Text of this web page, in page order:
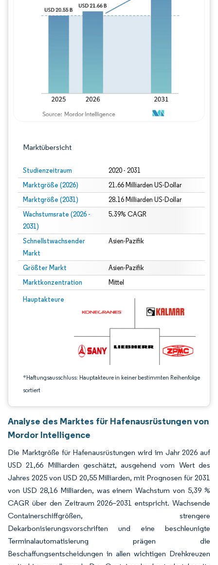
Marktübersicht
Studienzeitraum 2020 - 2031
Marktgröße (2026) 21.66 Milliarden US-Dollar
Marktgröße (2031) 28.16 Milliarden US-Dollar
Wachstumsrate (2026 -
2031)
5.39% CAGR
Schnellstwachsender
Markt
Asien-Pazifik
Größter Markt Asien-Pazifik
Marktkonzentration Mittel
Hauptakteure
*Haftungsausschluss: Hauptakteure in keiner bestimmten Reihenfolge
sortiert
Bild © Mordor Intelligence. Wiederverwendung erfordert Namensnennung
Analyse des Marktes für Hafenausrüstungen von
Mordor Intelligence
Die Marktgröße für Hafenausrüstungen wird im Jahr 2026 auf
USD 21,66 Milliarden geschätzt, ausgehend vom Wert des
Jahres 2025 von USD 20,55 Milliarden, mit Prognosen für 2031
von USD 28,16 Milliarden, was einem Wachstum von 5,39 %
CAGR über den Zeitraum 2026–2031 entspricht. Wachsende
Containerschiffgrößen, strengere
Dekarbonisierungsvorschriften und eine beschleunigte
Terminalautomatisierung prägen die
Beschaffungsentscheidungen in allen wichtigen Drehkreuzen